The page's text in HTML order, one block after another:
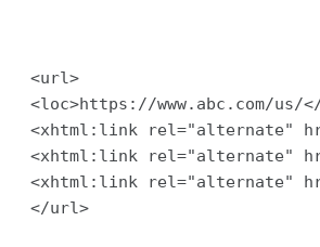
<url>
<loc>https://www.abc.com/us/
<xhtml:link rel="alternate"
<xhtml:link rel="alternate"
<xhtml:link rel="alternate"